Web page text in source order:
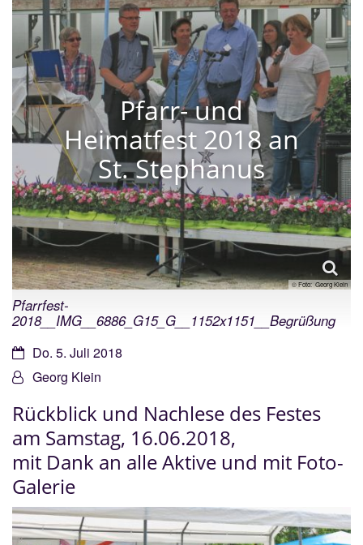
Pfarr- und
Heimatfest 2018 an
St. Stephanus
© Foto: Georg Klein
Pfarrfest-
2018__IMG__6886_G15_G__1152x1151__Begrüßung
Datum:Do. 5. Juli 2018
Von:Georg Klein
Rückblick und Nachlese des Festes
am Samstag, 16.06.2018,
mit Dank an alle Aktive und mit Foto-
Galerie